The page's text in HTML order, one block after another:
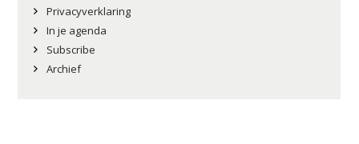
Privacyverklaring
In je agenda
Subscribe
Archief